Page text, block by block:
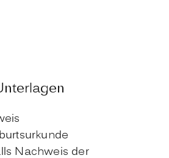
Nachweis der